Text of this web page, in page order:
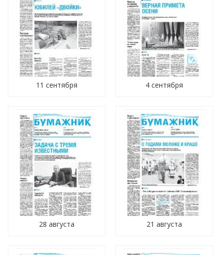
11 сентября 4 сентября
28 августа 21 августа